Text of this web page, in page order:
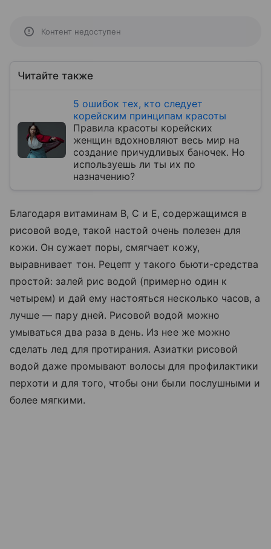
Контент недоступен
Читайте также
5 ошибок тех, кто следует
корейским принципам красоты
Правила красоты корейских
женщин вдохновляют весь мир на
создание причудливых баночек. Но
используешь ли ты их по
назначению?
Благодаря витаминам В, С и Е, содержащимся в
рисовой воде, такой настой очень полезен для
кожи. Он сужает поры, смягчает кожу,
выравнивает тон. Рецепт у такого бьюти-средства
простой: залей рис водой (примерно один к
четырем) и дай ему настояться несколько часов, а
лучше — пару дней. Рисовой водой можно
умываться два раза в день. Из нее же можно
сделать лед для протирания. Азиатки рисовой
водой даже промывают волосы для профилактики
перхоти и для того, чтобы они были послушными и
более мягкими.